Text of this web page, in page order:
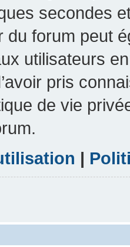
secondes
du forum peut
utilisateurs
pris
de vie
|